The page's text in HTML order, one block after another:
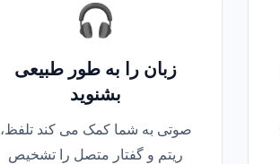
🎧
زبان را به طور طبیعی
بشنوید
صوتی به شما کمک می کند تلفظ،
ریتم و گفتار متصل را تشخیص